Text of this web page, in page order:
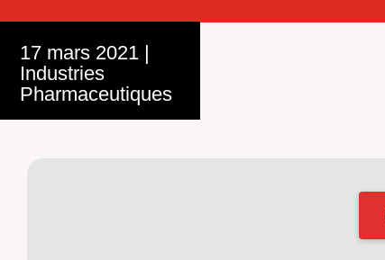
17 mars 2021 |
Industries
Pharmaceutiques